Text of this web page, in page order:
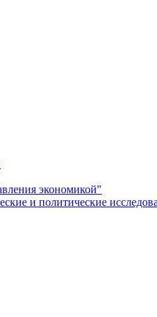
экономикой"
и политические